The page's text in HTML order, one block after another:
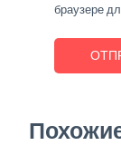
браузере